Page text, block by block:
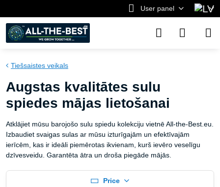
User panel
Tiešsaistes veikals
Augstas kvalitātes sulu
spiedes mājas lietošanai
Atklājiet mūsu barojošo sulu spiedu kolekciju vietnē All-the-Best.eu.
Izbaudiet svaigas sulas ar mūsu izturīgajām un efektīvajām
ierīcēm, kas ir ideāli piemērotas ikvienam, kurš ievēro veselīgu
dzīvesveidu. Garantēta ātra un droša piegāde mājās.
Price